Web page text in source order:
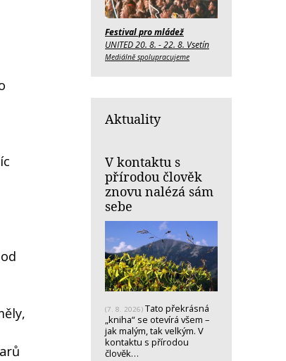
Festival pro mládež
UNITED 20. 8. - 22. 8. Vsetín
Mediálně spolupracujeme
Aktuality
V kontaktu s
přírodou člověk
znovu nalézá sám
sebe
(7. 8. 2026) Tato překrásná
„kniha“ se otevírá všem –
jak malým, tak velkým. V
kontaktu s přírodou
člověk…